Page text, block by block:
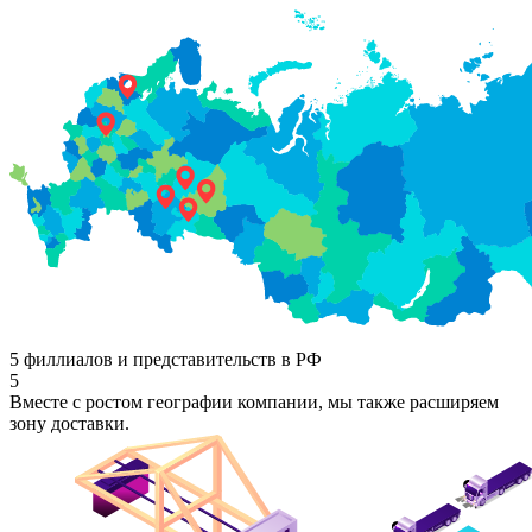
5 филлиалов и представительств в РФ
5
Вместе с ростом географии компании, мы также расширяем
зону доставки.